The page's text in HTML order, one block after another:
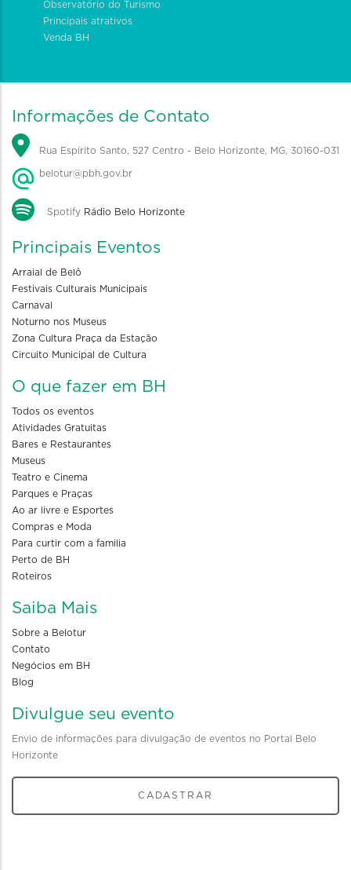
Observatório do Turismo
Principais atrativos
Venda BH
Informações de Contato
Rua Espírito Santo, 527 Centro - Belo Horizonte, MG, 30160-031
belotur@pbh.gov.br
Spotify Rádio Belo Horizonte
Principais Eventos
Arraial de Belô
Festivais Culturais Municipais
Carnaval
Noturno nos Museus
Zona Cultura Praça da Estação
Circuito Municipal de Cultura
O que fazer em BH
Todos os eventos
Atividades Gratuitas
Bares e Restaurantes
Museus
Teatro e Cinema
Parques e Praças
Ao ar livre e Esportes
Compras e Moda
Para curtir com a familia
Perto de BH
Roteiros
Saiba Mais
Sobre a Belotur
Contato
Negócios em BH
Blog
Divulgue seu evento
Envio de informações para divulgação de eventos no Portal Belo
Horizonte
CADASTRAR